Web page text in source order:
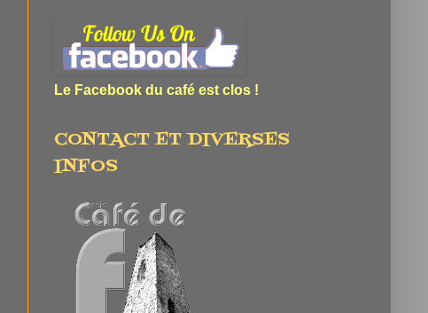
Le Facebook du café est clos !
CONTACT ET DIVERSES
INFOS